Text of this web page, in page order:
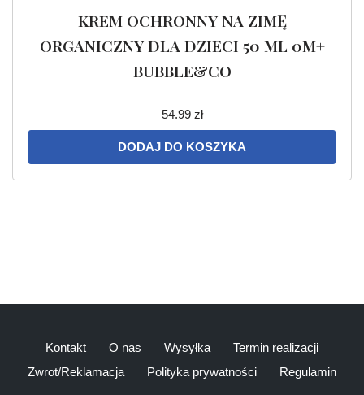
KREM OCHRONNY NA ZIMĘ
ORGANICZNY DLA DZIECI 50 ML 0M+
BUBBLE&CO
54.99 zł
DODAJ DO KOSZYKA
Kontakt O nas Wysyłka
Termin realizacji
Zwrot/Reklamacja
Polityka prywatności Regulamin